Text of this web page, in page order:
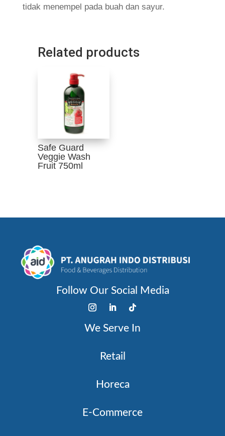
tidak menempel pada buah dan sayur.
Related products
Safe Guard
Veggie Wash
Fruit 750ml
Follow Our Social Media
We Serve In
Retail
Horeca
E-Commerce